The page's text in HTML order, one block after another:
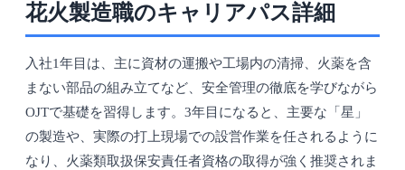
花火製造職のキャリアパス詳細
入社1年目は、主に資材の運搬や工場内の清掃、火薬を含
まない部品の組み立てなど、安全管理の徹底を学びながら
OJTで基礎を習得します。3年目になると、主要な「星」
の製造や、実際の打上現場での設営作業を任されるように
なり、火薬類取扱保安責任者資格の取得が強く推奨されま